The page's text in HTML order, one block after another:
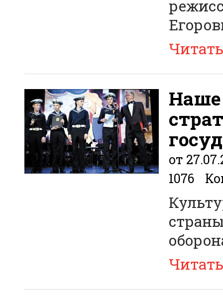
Наше
от
1076